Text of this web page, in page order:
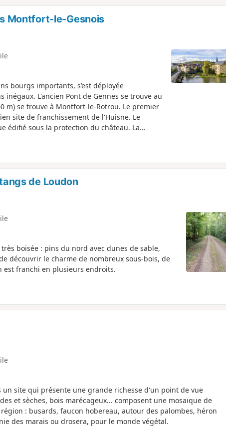
Montfort-le-Gesnois
bourgs importants, s’est déployée
L'ancien Pont de Gennes se trouve au
m) se trouve à Montfort-le-Rotrou. Le premier
site de franchissement de l'Huisne. Le
édifié sous la protection du château. La
automobile organisé par l'Automobile Club
de Loudon
boisée : pins du nord avec dunes de sable,
découvrir le charme de nombreux sous-bois, de
est franchi en plusieurs endroits.
site qui présente une grande richesse d'un point de vue
et sèches, bois marécageux... composent une mosaïque de
: busards, faucon hobereau, autour des palombes, héron
des marais ou drosera, pour le monde végétal.